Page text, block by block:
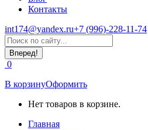
Контакты
int174@yandex.ru+7 (996)-228-11-74
Страница
WhatsApp
открывается
в
новом
окне
Поиск:
0
В корзинуОформить
Нет товаров в корзине.
Главная